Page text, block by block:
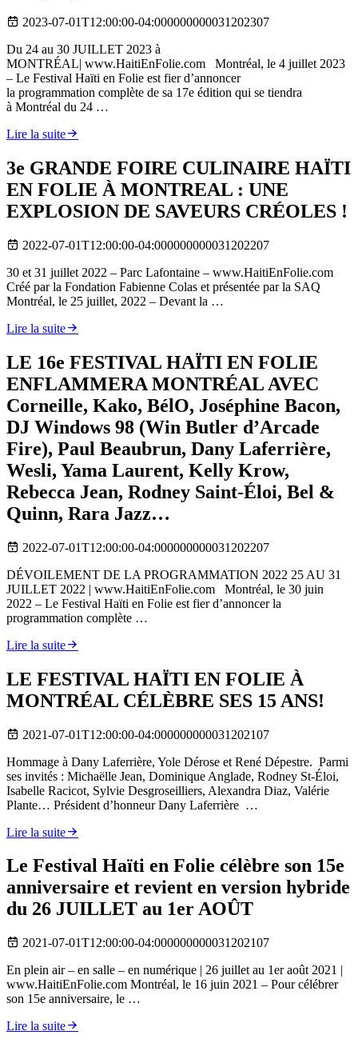
2023-07-01T12:00:00-04:000000000031202307
Du 24 au 30 JUILLET 2023 à
MONTRÉAL| www.HaitiEnFolie.com Montréal, le 4 juillet 2023
– Le Festival Haïti en Folie est fier d’annoncer
la programmation complète de sa 17e édition qui se tiendra
à Montréal du 24 …
Lire la suite
3e GRANDE FOIRE CULINAIRE HAÏTI
EN FOLIE À MONTREAL : UNE
EXPLOSION DE SAVEURS CRÉOLES !
2022-07-01T12:00:00-04:000000000031202207
30 et 31 juillet 2022 – Parc Lafontaine – www.HaitiEnFolie.com
Créé par la Fondation Fabienne Colas et présentée par la SAQ
Montréal, le 25 juillet, 2022 – Devant la …
Lire la suite
LE 16e FESTIVAL HAÏTI EN FOLIE
ENFLAMMERA MONTRÉAL AVEC
Corneille, Kako, BélO, Joséphine Bacon,
DJ Windows 98 (Win Butler d’Arcade
Fire), Paul Beaubrun, Dany Laferrière,
Wesli, Yama Laurent, Kelly Krow,
Rebecca Jean, Rodney Saint-Éloi, Bel &
Quinn, Rara Jazz…
2022-07-01T12:00:00-04:000000000031202207
DÉVOILEMENT DE LA PROGRAMMATION 2022 25 AU 31
JUILLET 2022 | www.HaitiEnFolie.com Montréal, le 30 juin
2022 – Le Festival Haïti en Folie est fier d’annoncer la
programmation complète …
Lire la suite
LE FESTIVAL HAÏTI EN FOLIE À
MONTRÉAL CÉLÈBRE SES 15 ANS!
2021-07-01T12:00:00-04:000000000031202107
Hommage à Dany Laferrière, Yole Dérose et René Dépestre. Parmi
ses invités : Michaëlle Jean, Dominique Anglade, Rodney St-Éloi,
Isabelle Racicot, Sylvie Desgroseilliers, Alexandra Diaz, Valérie
Plante… Président d’honneur Dany Laferrière …
Lire la suite
Le Festival Haïti en Folie célèbre son 15e
anniversaire et revient en version hybride
du 26 JUILLET au 1er AOÛT
2021-07-01T12:00:00-04:000000000031202107
En plein air – en salle – en numérique | 26 juillet au 1er août 2021 |
www.HaitiEnFolie.com Montréal, le 16 juin 2021 – Pour célébrer
son 15e anniversaire, le …
Lire la suite